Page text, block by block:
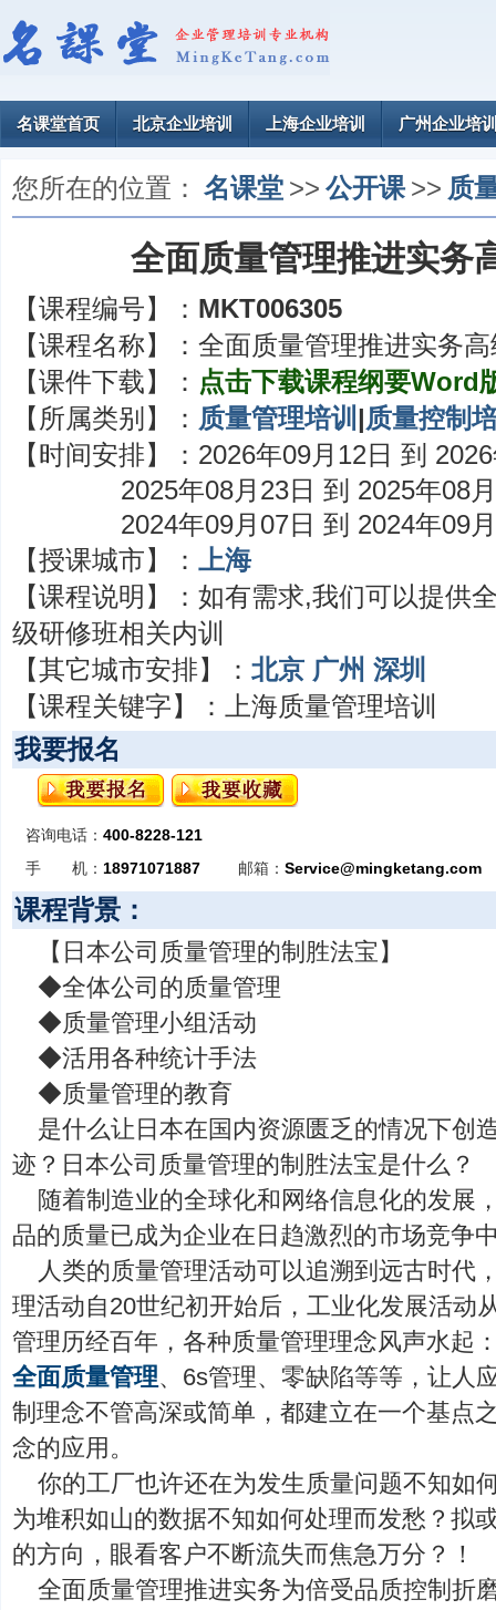
名课堂首页 北京企业培训 上海企业培训 广州企业培
您所在的位置： 名课堂 >> 公开课 >> 质
全面质量管理推进实务
【课程编号】： MKT006305
【课程名称】： 全面质量管理推进实务
【课件下载】： 点击下载课程纲要Word
【所属类别】： 质量管理培训 |质量控制
【时间安排】： 2026年09月12日 到
2025年08月23日 到 2025年08
2024年09月07日 到 2024年09
【授课城市】： 上海
【课程说明】： 如有需求,我们可以提供
级研修班相关内训
【其它城市安排】： 北京 广州 深圳
【课程关键字】：
上海质量管理培训
我要报名
咨询电话： 400-8228-121
手 机： 18971071887 邮箱： Service@mingketang.com
课程背景：
【日本公司质量管理的制胜法宝】
◆全体公司的质量管理
◆质量管理小组活动
◆活用各种统计手法
◆质量管理的教育
是什么让日本在国内资源匮乏的情况下创
迹？日本公司质量管理的制胜法宝是什么？
随着制造业的全球化和网络信息化的发展
品的质量已成为企业在日趋激烈的市场竞争
人类的质量管理活动可以追溯到远古时代
理活动自20世纪初开始后，工业化发展活动
管理历经百年，各种质量管理理念风声水起
全面质量管理、6s管理、零缺陷等等，让人
制理念不管高深或简单，都建立在一个基点
念的应用。
你的工厂也许还在为发生质量问题不知如
为堆积如山的数据不知如何处理而发愁？拟
的方向，眼看客户不断流失而焦急万分？！
全面质量管理推进实务为倍受品质控制折